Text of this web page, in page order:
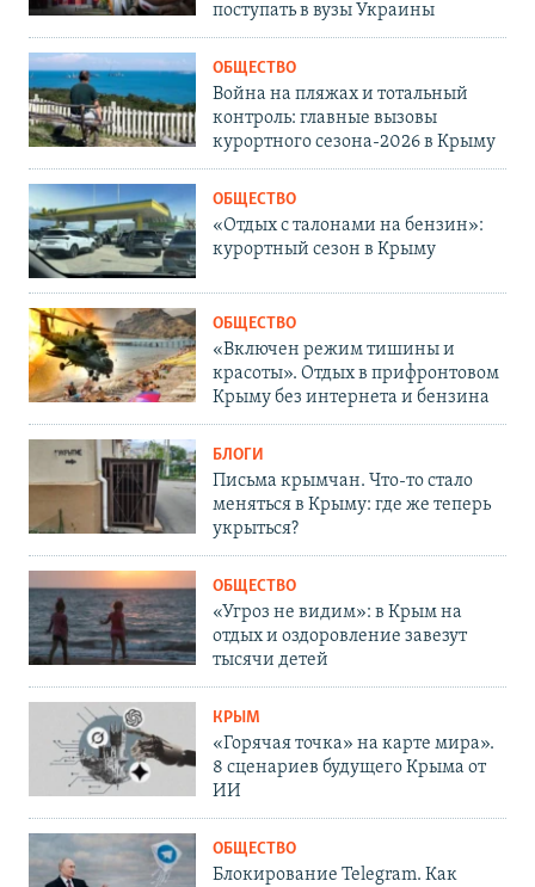
поступать в вузы Украины
ОБЩЕСТВО
Война на пляжах и тотальный
контроль: главные вызовы
курортного сезона-2026 в Крыму
ОБЩЕСТВО
«Отдых с талонами на бензин»:
курортный сезон в Крыму
ОБЩЕСТВО
«Включен режим тишины и
красоты». Отдых в прифронтовом
Крыму без интернета и бензина
БЛОГИ
Письма крымчан. Что-то стало
меняться в Крыму: где же теперь
укрыться?
ОБЩЕСТВО
«Угроз не видим»: в Крым на
отдых и оздоровление завезут
тысячи детей
КРЫМ
«Горячая точка» на карте мира».
8 сценариев будущего Крыма от
ИИ
ОБЩЕСТВО
Блокирование Telegram. Как